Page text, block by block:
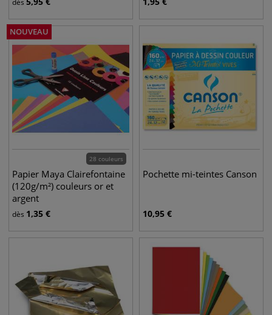
dès
NOUVEAU
28 couleurs
Papier Maya Clairefontaine
(120g/m²) couleurs or et
argent
dès 1,35 €
Pochette mi-teintes Canson
10,95 €